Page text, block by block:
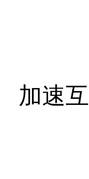
速互